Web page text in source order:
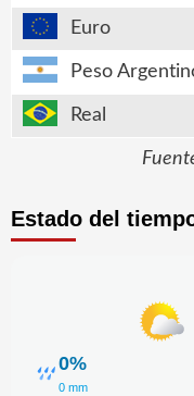
Euro
Peso
Real
Estado del
0%
0 mm